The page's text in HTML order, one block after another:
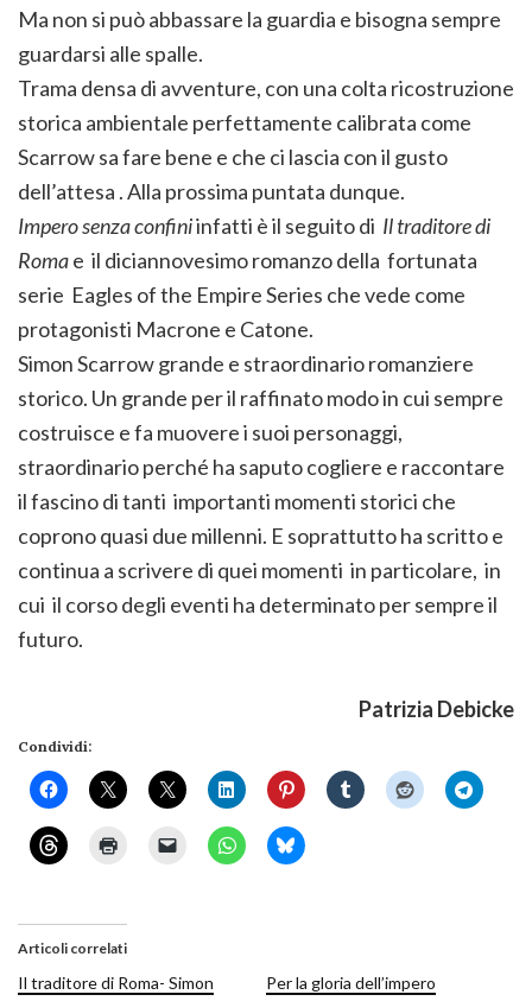
Ma non si può abbassare la guardia e bisogna sempre
guardarsi alle spalle.
Trama densa di avventure, con una colta ricostruzione
storica ambientale perfettamente calibrata come
Scarrow sa fare bene e che ci lascia con il gusto
dell’attesa . Alla prossima puntata dunque.
Impero senza confiniinfatti è il seguito di Il traditore di
Romae il diciannovesimo romanzo della fortunata
serie Eagles of the Empire Series che vede come
protagonisti Macrone e Catone.
Simon Scarrow grande e straordinario romanziere
storico. Un grande per il raffinato modo in cui sempre
costruisce e fa muovere i suoi personaggi,
straordinario perché ha saputo cogliere e raccontare
il fascino di tanti importanti momenti storici che
coprono quasi due millenni. E soprattutto ha scritto e
continua a scrivere di quei momenti in particolare, in
cui il corso degli eventi ha determinato per sempre il
futuro.
Patrizia Debicke
Condividi:
Articoli correlati
Il traditore di Roma- Simon
Per la gloria dell’impero